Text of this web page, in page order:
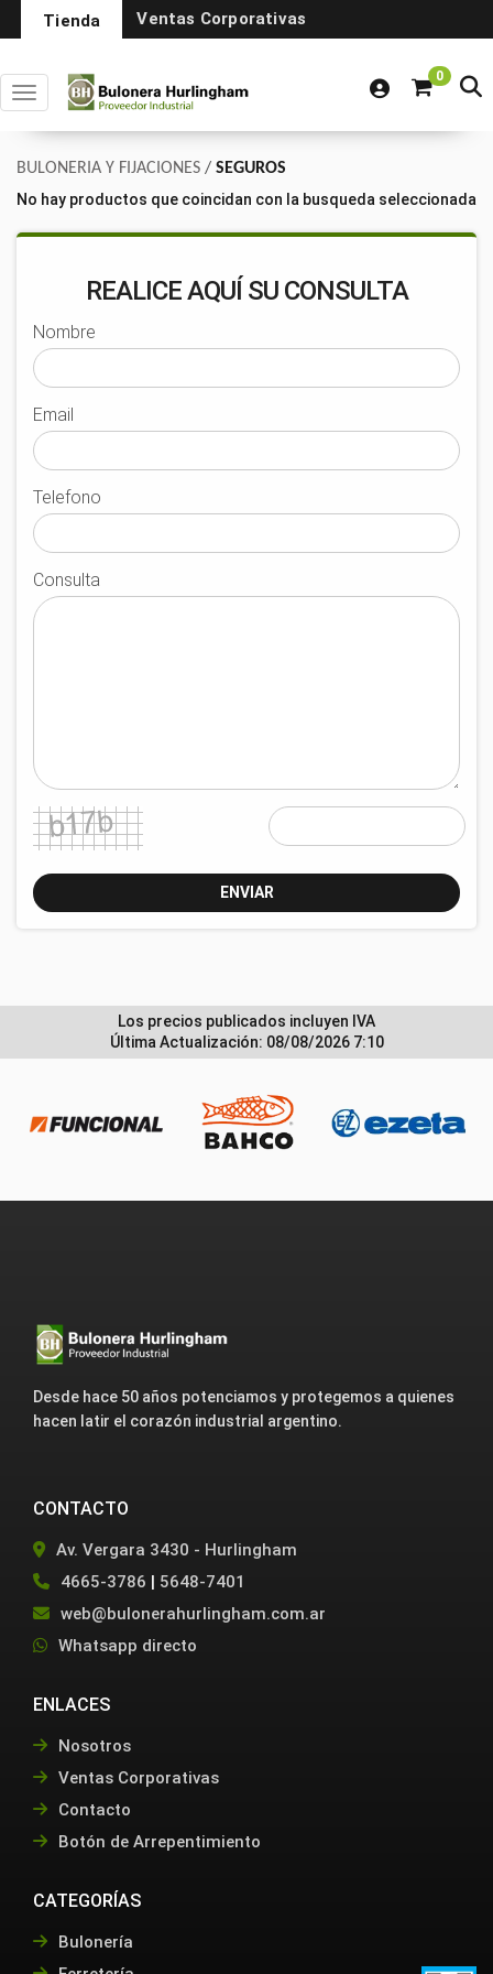
Tienda Ventas Corporativas
0
Toggle navigation
BULONERIA Y FIJACIONES / SEGUROS
No hay productos que coincidan con la busqueda seleccionada
REALICE AQUÍ SU CONSULTA
Nombre
Email
Telefono
Consulta
ENVIAR
Los precios publicados incluyen IVA
Última Actualización: 08/08/2026 7:10
Desde hace 50 años potenciamos y protegemos a quienes
hacen latir el corazón industrial argentino.
CONTACTO
Av. Vergara 3430 - Hurlingham
4665-3786 | 5648-7401
web@bulonerahurlingham.com.ar
Whatsapp directo
ENLACES
Nosotros
Ventas Corporativas
Contacto
Botón de Arrepentimiento
CATEGORÍAS
Bulonería